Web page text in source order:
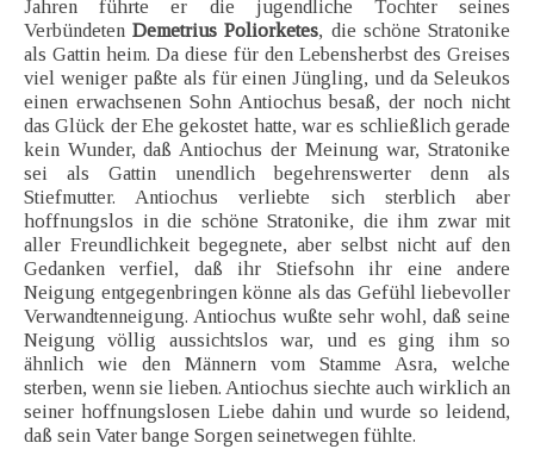
Jahren führte er die jugendliche Tochter seines
VerbündetenDemetrius Poliorketes, die schöne Stratonike
als Gattin heim. Da diese für den Lebensherbst des Greises
viel weniger paßte als für einen Jüngling, und da Seleukos
einen erwachsenen Sohn Antiochus besaß, der noch nicht
das Glück der Ehe gekostet hatte, war es schließlich gerade
kein Wunder, daß Antiochus der Meinung war, Stratonike
sei als Gattin unendlich begehrenswerter denn als
Stiefmutter. Antiochus verliebte sich sterblich aber
hoffnungslos in die schöne Stratonike, die ihm zwar mit
aller Freundlichkeit begegnete, aber selbst nicht auf den
Gedanken verfiel, daß ihr Stiefsohn ihr eine andere
Neigung entgegenbringen könne als das Gefühl liebevoller
Verwandtenneigung. Antiochus wußte sehr wohl, daß seine
Neigung völlig aussichtslos war, und es ging ihm so
ähnlich wie den Männern vom Stamme Asra, welche
sterben, wenn sie lieben. Antiochus siechte auch wirklich an
seiner hoffnungslosen Liebe dahin und wurde so leidend,
daß sein Vater bange Sorgen seinetwegen fühlte.